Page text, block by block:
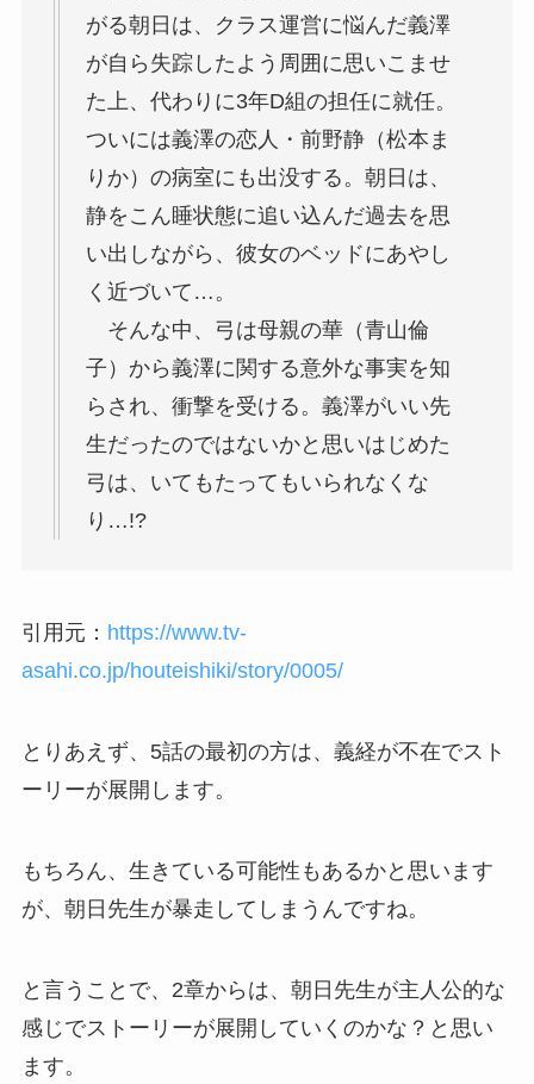
がる朝日は、クラス運営に悩んだ義澤
が自ら失踪したよう周囲に思いこませ
た上、代わりに3年D組の担任に就任。
ついには義澤の恋人・ 前野静（松本ま
りか） の病室にも出没する。朝日は、
静をこん睡状態に追い込んだ過去を思
い出しながら、彼女のベッドにあやし
く近づいて…。
そんな中、弓は母親の華（青山倫
子）から義澤に関する意外な事実を知
らされ、衝撃を受ける。義澤がいい先
生だったのではないかと思いはじめた
弓は、いてもたってもいられなくな
り…!?
引用元： https://www.tv-
asahi.co.jp/houteishiki/story/0005/
とりあえず、5話の最初の方は、義経が不在でスト
ーリーが展開します。
もちろん、生きている可能性もあるかと思います
が、朝日先生が暴走してしまうんですね。
と言うことで、2章からは、朝日先生が主人公的な
感じでストーリーが展開していくのかな？と思い
ます。